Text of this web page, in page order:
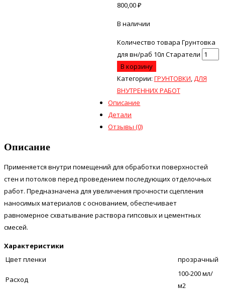
800,00₽
В наличии
Количество товара Грунтовка
для вн/раб 10л Старатели
В корзину
Категории: ГРУНТОВКИ,ДЛЯ
ВНУТРЕННИХ РАБОТ
Описание
Детали
Отзывы (0)
Описание
Применяется внутри помещений для обработки поверхностей
стен и потолков перед проведением последующих отделочных
работ. Предназначена для увеличения прочности сцепления
наносимых материалов с основанием, обеспечивает
равномерное схватывание раствора гипсовых и цементных
смесей.
Характеристики
Цвет пленки
прозрачный
Расход
100-200 мл/
м2